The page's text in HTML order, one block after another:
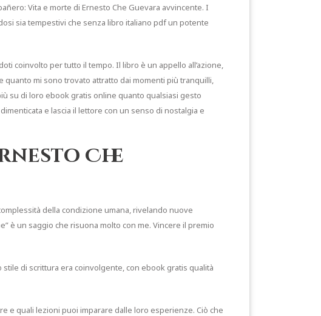
Vita e morte di Ernesto Che Guevara avvincente. I
sia tempestivi che senza libro italiano pdf un potente
coinvolto per tutto il tempo. Il libro è un appello all’azione,
mi sono trovato attratto dai momenti più tranquilli,
su di loro ebook gratis online quanto qualsiasi gesto
e lascia il lettore con un senso di nostalgia e
Che
della condizione umana, rivelando nuove
è un saggio che risuona molto con me. Vincere il premio
stile di scrittura era coinvolgente, con ebook gratis qualità
e quali lezioni puoi imparare dalle loro esperienze. Ciò che